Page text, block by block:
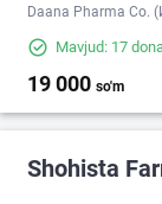
Daana Pharma Co.
Mavjud: 17
19 000 so'm
Shohista